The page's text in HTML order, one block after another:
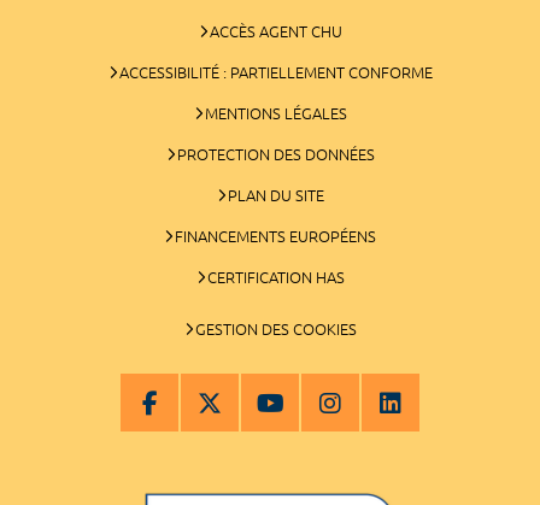
ACCÈS AGENT CHU
ACCESSIBILITÉ : PARTIELLEMENT CONFORME
MENTIONS LÉGALES
PROTECTION DES DONNÉES
PLAN DU SITE
FINANCEMENTS EUROPÉENS
CERTIFICATION HAS
GESTION DES COOKIES